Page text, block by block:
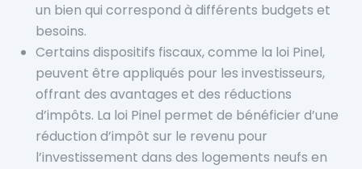
un bien qui correspond à différents budgets et
besoins.
Certains dispositifs fiscaux, comme la loi Pinel,
peuvent être appliqués pour les investisseurs,
offrant des avantages et des réductions
d’impôts. La loi Pinel permet de bénéficier d’une
réduction d’impôt sur le revenu pour
l’investissement dans des logements neufs en